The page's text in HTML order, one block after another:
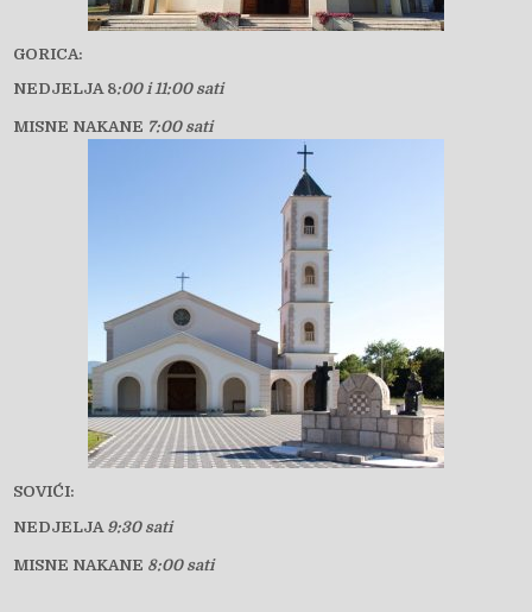
GORICA:
NEDJELJA 8:00 i 11:00 sati
MISNE NAKANE 7:00 sati
SOVIĆI:
NEDJELJA 9:30 sati
MISNE NAKANE 8:00 sati